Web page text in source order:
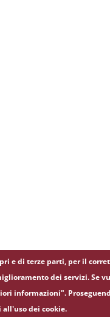
e di terze parti, per il
dei servizi. Se
informazioni".
all'uso dei cookie.